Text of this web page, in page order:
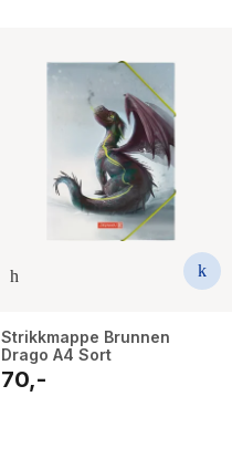
Strikkmappe Brunnen
Drago A4 Sort
70,-